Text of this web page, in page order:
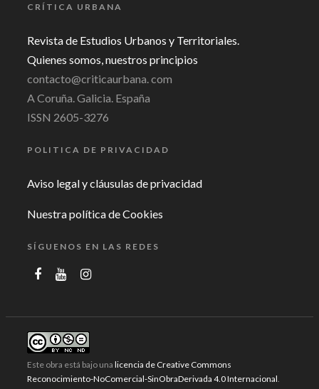
CRÍTICA URBANA
Revista de Estudios Urbanos y Territoriales.
Quienes somos, nuestros principios
contacto@criticaurbana. com
A Coruña. Galicia. España
ISSN 2605-3276
POLITICA DE PRIVACIDAD
Aviso legal y cláusulas de privacidad
Nuestra política de Cookies
SÍGUENOS EN LAS REDES
Este obra está bajo una licencia de Creative Commons
Reconocimiento-NoComercial-SinObraDerivada 4.0 Internacional.